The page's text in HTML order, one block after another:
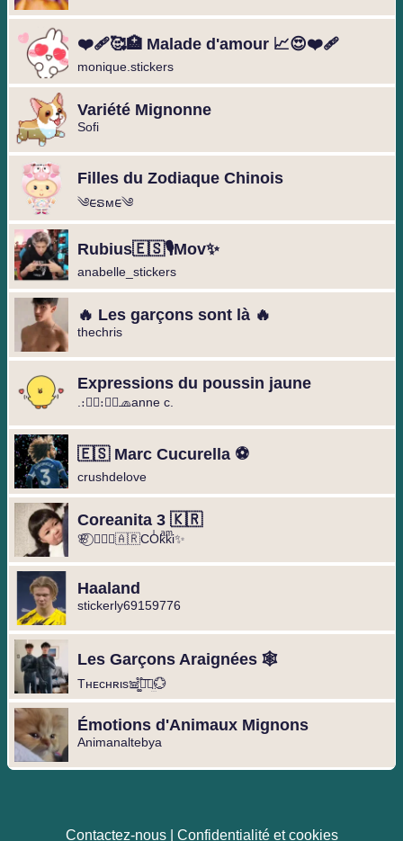
❤️‍🩹🥰🏥 Malade d'amour 📈😍❤️‍🩹
monique.stickers
Variété Mignonne
Sofi
Filles du Zodiaque Chinois
༄︎︎ᰀຣᴍᰀ︎︎༄
Rubius🇪🇸🎙️Mov✨
anabelle_stickers
🔥 Les garçons sont là 🔥
thechris
Expressions du poussin jaune
.։։⃟։։⃟🧢anne c.
🇪🇸 Marc Cucurella ⚽️
crushdelove
Coreanita 3 🇰🇷
🌸⃝ ❥⃢⃟🇦🇷COͥkͣkͫi✨
Haaland
stickerly69159776
Les Garçons Araignées 🕸️
Tнᴇcнʀιs𖠌͚֟፝͞⚣︎̤̫💮
Émotions d'Animaux Mignons
Animanaltebya
Contactez-nous Confidentialité et cookies